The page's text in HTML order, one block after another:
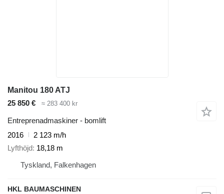
Manitou 180 ATJ
25 850 €
≈ 283 400 kr
Entreprenadmaskiner - bomlift
2016
2 123 m/h
Lyfthöjd 18,18 m
Tyskland, Falkenhagen
HKL BAUMASCHINEN